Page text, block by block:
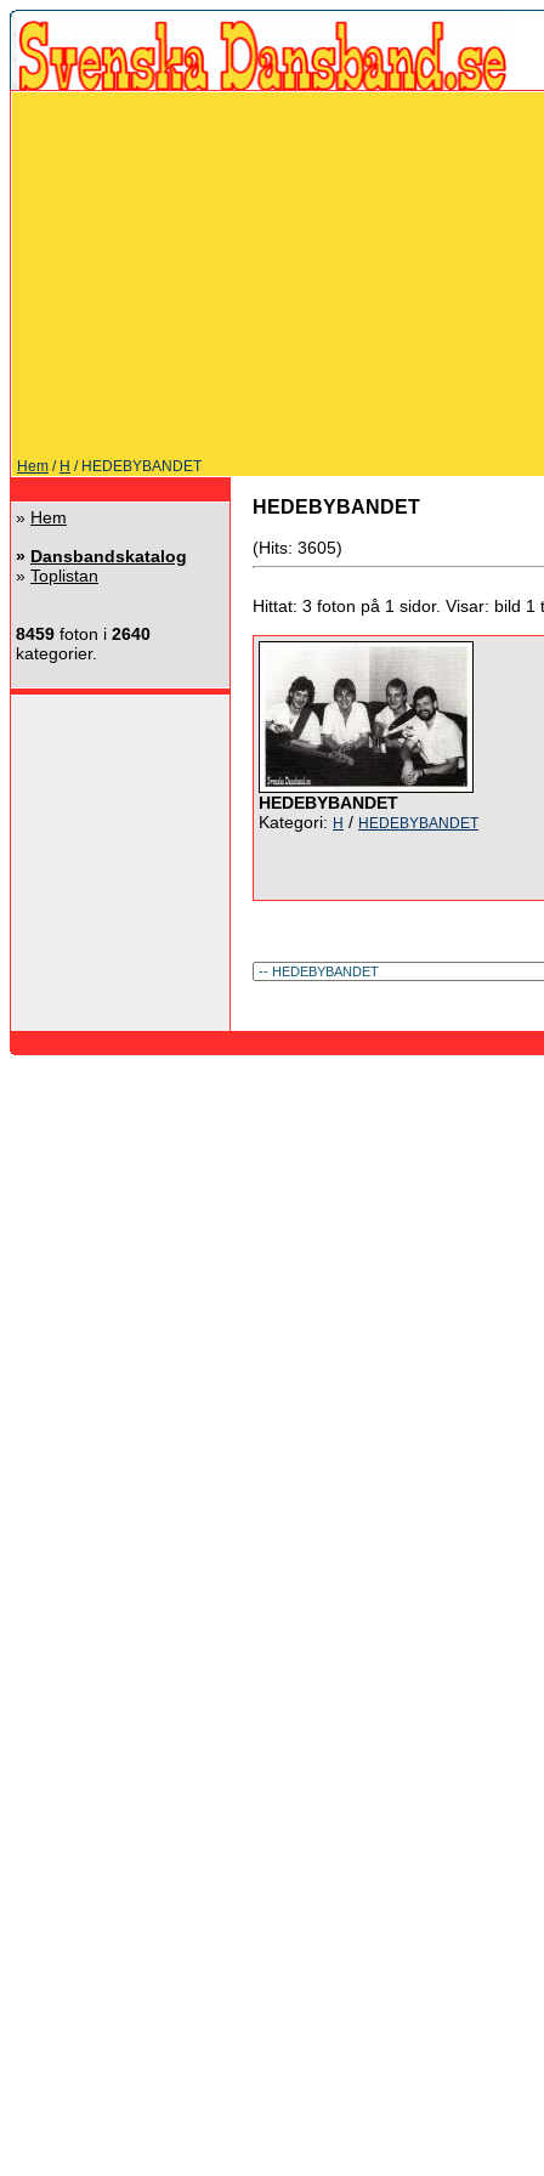
Hem / H / HEDEBYBANDET
» Hem
» Dansbandskatalog
» Toplistan
8459 foton i 2640
kategorier.
HEDEBYBANDET
(Hits: 3605)
Hittat: 3 foton på 1 sidor. Visar: bild 1
HEDEBYBANDET
Kategori: H / HEDEBYBANDET